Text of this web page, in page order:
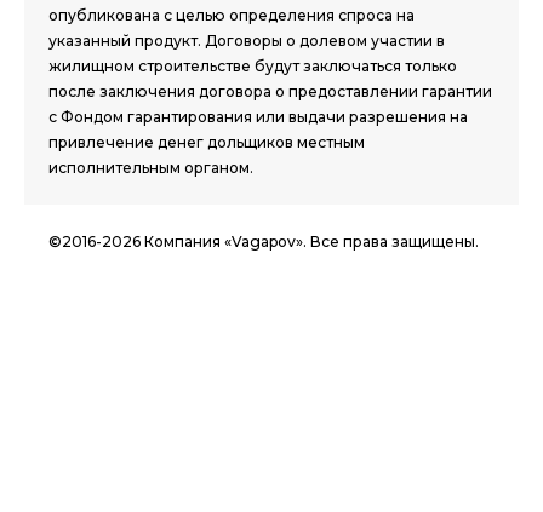
опубликована с целью определения спроса на
указанный продукт. Договоры о долевом участии в
жилищном строительстве будут заключаться только
после заключения договора о предоставлении гарантии
с Фондом гарантирования или выдачи разрешения на
привлечение денег дольщиков местным
исполнительным органом.
©2016-2026 Компания «Vagapov». Все права защищены.